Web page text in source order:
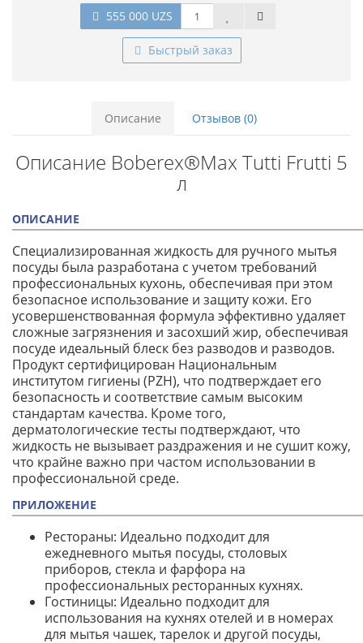
555 000 UZS
Быстрый заказ
Описание Отзывов (0)
Описание Boberex®Max Tutti Frutti 5
л
ОПИСАНИЕ
Специализированная жидкость для ручного мытья
посуды была разработана с учетом требований
профессиональных кухонь, обеспечивая при этом
безопасное использование и защиту кожи. Его
усовершенствованная формула эффективно удаляет
сложные загрязнения и засохший жир, обеспечивая
посуде идеальный блеск без разводов и разводов.
Продукт сертифицирован Национальным
институтом гигиены (PZH), что подтверждает его
безопасность и соответствие самым высоким
стандартам качества. Кроме того,
дерматологические тесты подтверждают, что
жидкость не вызывает раздражения и не сушит кожу,
что крайне важно при частом использовании в
профессиональной среде.
ПРИЛОЖЕНИЕ
Рестораны: Идеально подходит для
ежедневного мытья посуды, столовых
приборов, стекла и фарфора на
профессиональных ресторанных кухнях.
Гостиницы: Идеально подходит для
использования на кухнях отелей и в номерах
для мытья чашек, тарелок и другой посуды,